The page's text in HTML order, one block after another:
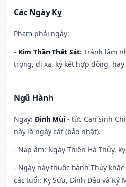
Các Ngày Kỵ
Phạm phải ngày:
- Kim Thần Thất Sát: Tránh làm
trọng, đi xa, ký kết hợp đồng,
Ngũ Hành
Ngày: Đinh Mùi - tức Can sinh
này là ngày cát (bảo nhật).
- Nạp âm: Ngày Thiên Hà Thủy,
- Ngày này thuộc hành Thủy
các tuổi: Kỷ Sửu, Đinh Dậu và Kỷ